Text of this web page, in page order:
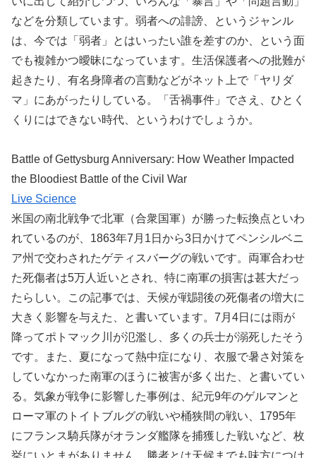
などを分類しています。弱者への誹謗、というジャンル
は、今では「弱者」とはいったい誰を差すのか、という面
でも複雑かつ曖昧になっています。生活保護者への批難が
起きたり、有名身障者の言動などがネット上で「ヤリダ
マ」にあがったりしている。「舌禍事件」でさえ、ひとく
くりにはできない時代、というわけでしょうか。
Battle of Gettysburg Anniversary: How Weather Impacted
the Bloodiest Battle of the Civil War
Live Science
米国の南北戦争で北軍（合衆国軍）が勝った転換点といわ
れているのが、1863年7月1日から3日かけてペンシルベニ
ア州で交わされたゲティスバーグの戦いです。両軍合わせ
た死傷者は5万人近いとされ、特に南軍の損害は甚大だっ
たらしい。この記事では、天候が戦闘後の死傷者の増大に
大きく影響を与えた、と書いています。7月4日には雨が
降ってポトマック川が氾濫し、多くの兵士が溺死したそう
です。また、夏になって熱中症になり、衣服で暑さ対策を
していなかった南軍のほうに被害が多く出た、と書いてい
る。気象が戦争に影響した事例は、紀元9年のゲルマンと
ローマ軍のトイトブルグの戦いや桶狭間の戦い、1795年
にフランス騎兵隊がオランダ艦隊を捕獲した戦いなど、枚